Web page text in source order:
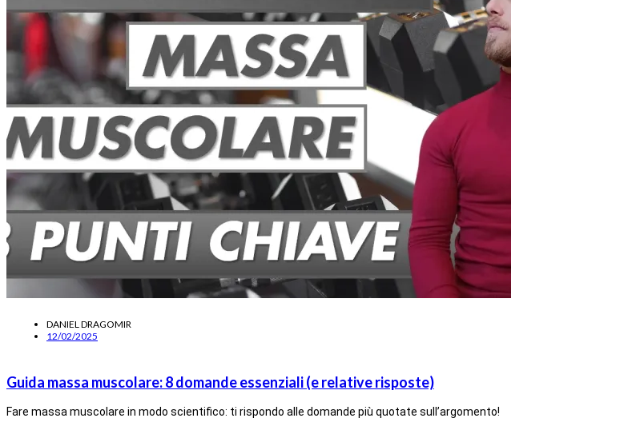
DANIEL DRAGOMIR
12/02/2025
Guida massa muscolare: 8 domande essenziali (e relative risposte)
Fare massa muscolare in modo scientifico: ti rispondo alle domande più quotate sull’argomento!